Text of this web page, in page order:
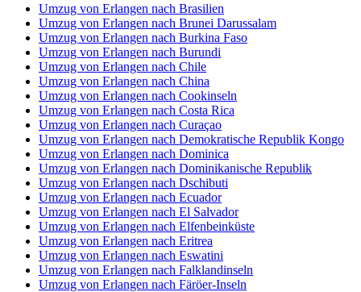
Umzug von Erlangen nach Brasilien
Umzug von Erlangen nach Brunei Darussalam
Umzug von Erlangen nach Burkina Faso
Umzug von Erlangen nach Burundi
Umzug von Erlangen nach Chile
Umzug von Erlangen nach China
Umzug von Erlangen nach Cookinseln
Umzug von Erlangen nach Costa Rica
Umzug von Erlangen nach Curaçao
Umzug von Erlangen nach Demokratische Republik Kongo
Umzug von Erlangen nach Dominica
Umzug von Erlangen nach Dominikanische Republik
Umzug von Erlangen nach Dschibuti
Umzug von Erlangen nach Ecuador
Umzug von Erlangen nach El Salvador
Umzug von Erlangen nach Elfenbeinküste
Umzug von Erlangen nach Eritrea
Umzug von Erlangen nach Eswatini
Umzug von Erlangen nach Falklandinseln
Umzug von Erlangen nach Färöer-Inseln